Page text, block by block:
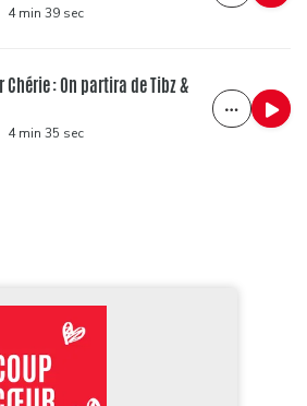
4 min 39 sec
Chérie : On partira de Tibz &
4 min 35 sec